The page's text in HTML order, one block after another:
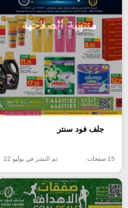
منتهية الصلاحية
جلف فود سنتر
15 صفحات تم النشر في يوليو 22